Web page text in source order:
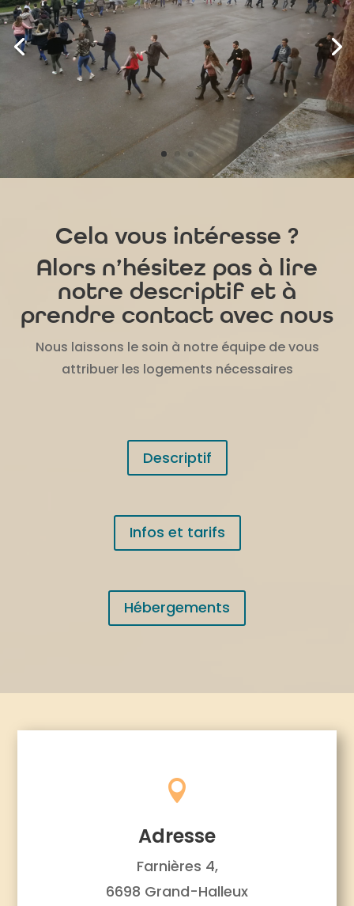
Cela vous intéresse ?
Alors n’hésitez pas à lire
notre descriptif et à
prendre contact avec nous
Nous laissons le soin à notre équipe de vous
attribuer les logements nécessaires
Descriptif
Infos et tarifs
Hébergements

Adresse
Farnières 4,
6698 Grand-Halleux